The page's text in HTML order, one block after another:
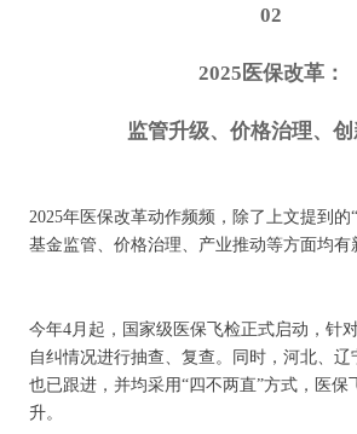
02
2025医保改革：
监管升级、价格治理、
2025年医保改革动作频频，除了上文提到的
基金监管、价格治理、产业推动等方面均有
今年4月起，国家级医保飞检正式启动，针
自纠情况进行抽查、复查。同时，河北、
也已跟进，并均采用“四不两直”方式，医保
升。